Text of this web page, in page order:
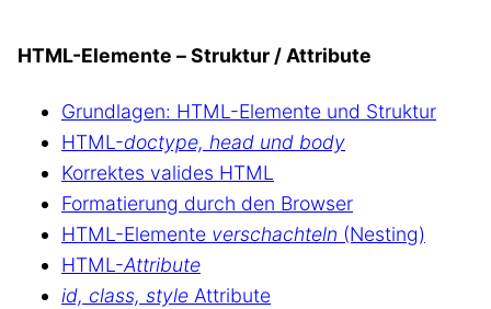
HTML-Elemente – Struktur / Attribute
Grundlagen: HTML-Elemente und Struktur
HTML-doctype, head und body
Korrektes valides HTML
Formatierung durch den Browser
HTML-Elemente verschachteln (Nesting)
HTML-Attribute
id, class, style Attribute